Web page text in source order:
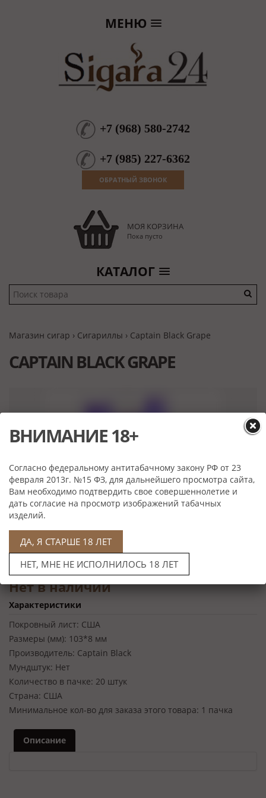
МЕНЮ
+7 (968) 580-2742
+7 (985) 227-6362
ОБРАТНЫЙ ЗВОНОК
МОЯ КОРЗИНА
Пока пусто
КАТАЛОГ
Магазин сигар › Сигариллы › Captain Black Grape
CAPTAIN BLACK GRAPE
Нет в наличии
Характеристики
Покровный лист: США
Размеры (мм): 103*8 мм
Производитель: Captain Black
Мундштук: Нет
Количество в пачке: 20 штук
Страна: США
Минимальное кол-во для заказа этого товара: 1 пачка
Описание
ВНИМАНИЕ 18+
Согласно федеральному антитабачному закону РФ от 23
февраля 2013г. №15 ФЗ, для дальнейшего просмотра сайта,
Вам необходимо подтвердить свое совершеннолетие и
дать согласие на просмотр изображений табачных
изделий.
ДА, Я СТАРШЕ 18 ЛЕТ
НЕТ, МНЕ НЕ ИСПОЛНИЛОСЬ 18 ЛЕТ